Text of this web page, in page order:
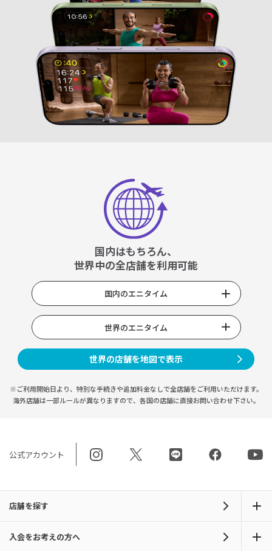
国内はもちろん、
世界中の全店舗を利用可能
国内のエニタイム
世界のエニタイム
世界の店舗を地図で表示
※ご利用開始日より、特別な手続きや追加料金なしで全店舗をご利用いただけます。
海外店舗は一部ルールが異なりますので、 各国の店舗に直接お問い合わせ下さい。
公式アカウント
店舗を探す
入会をお考えの方へ